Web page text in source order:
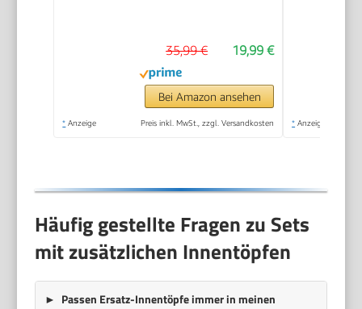
Messbecher, ideal
auch für Quinoa &
Couscous,
Reiswärmer) 27020-
19,99 €
35,99 €
Bei Amazon ansehen
* Anzeige Preis inkl. MwSt., zzgl. Versandkosten * Anzeige
Häufig gestellte Fragen zu Sets
mit zusätzlichen Innentöpfen
Passen Ersatz-Innentöpfe immer in meinen